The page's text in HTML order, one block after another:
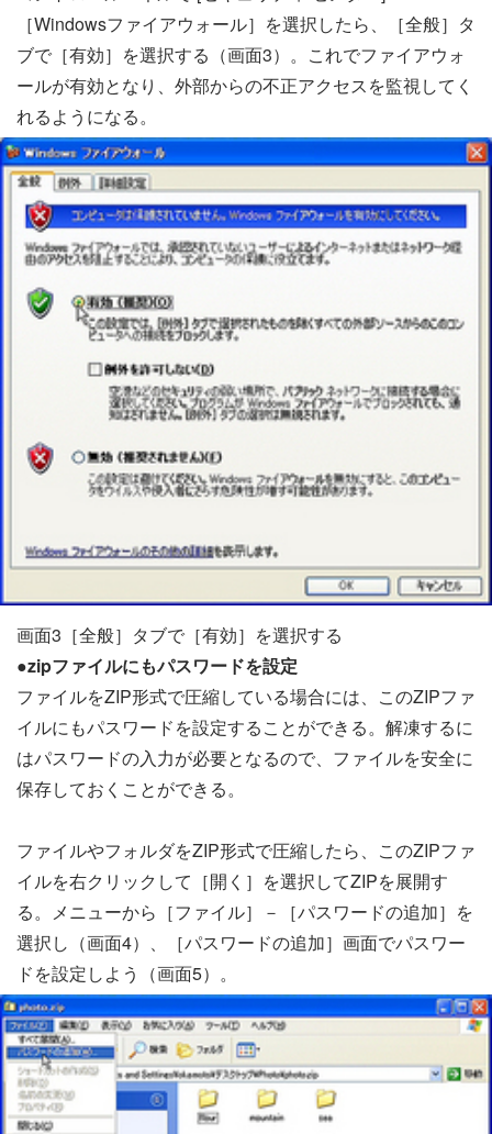
［Windowsファイアウォール］を選択したら、［全般］タ
ブで［有効］を選択する（画面3）。これでファイアウォ
ールが有効となり、外部からの不正アクセスを監視してく
れるようになる。
画面3［全般］タブで［有効］を選択する
●zipファイルにもパスワードを設定
ファイルをZIP形式で圧縮している場合には、このZIPファ
イルにもパスワードを設定することができる。解凍するに
はパスワードの入力が必要となるので、ファイルを安全に
保存しておくことができる。
ファイルやフォルダをZIP形式で圧縮したら、このZIPファ
イルを右クリックして［開く］を選択してZIPを展開す
る。メニューから［ファイル］－［パスワードの追加］を
選択し（画面4）、［パスワードの追加］画面でパスワー
ドを設定しよう（画面5）。